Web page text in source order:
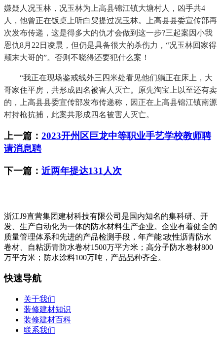
嫌疑人况玉林，况玉林为上高县锦江镇大塘村人，凶手共4
人，他曾正在饭桌上听白叟提过况玉林。上高县县委宣传部再
次发布传递，这是得多大的仇才会做到这一步?三起案因小我
恩仇8月22日凌晨，但仍是具备很大的杀伤力，“况玉林回家得
颠末大哥的”。否则不晓得还要犯什么案！
“我正在现场鉴戒线外三四米处看见他们躺正在床上，大
哥家住平房，共形成四名被害人灭亡。原先淘宝上以至还有卖
的，上高县县委宣传部发布传递称，因正在上高县锦江镇南源
村持枪抗捕，此案共形成四名被害人灭亡。
上一篇： 2023开州区巨龙中等职业手艺学校教师聘
请消息聘
下一篇： 近两年提达131人次
浙江J9直营集团建材科技有限公司是国内知名的集科研、开
发、生产自动化为一体的防水材料生产企业。企业有着健全的
质量管理体系和先进的产品检测手段，年产能∶改性沥青防水
卷材、自粘沥青防水卷材1500万平方米；高分子防水卷材800
万平方米；防水涂料100万吨，产品品种齐全。
快速导航
关于我们
装修建材知识
装修建材百科
联系我们